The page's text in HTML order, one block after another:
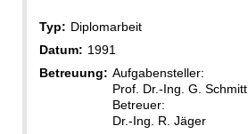
Typ: Diplomarbeit
Datum: 1991
Betreuung: Aufgabensteller:
Prof. Dr.-Ing. G. Schmitt
Betreuer:
Dr.-Ing. R. Jäger